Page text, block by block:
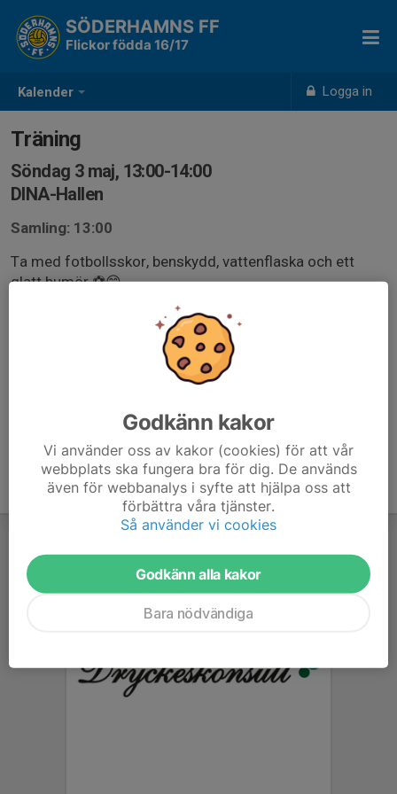
Kalender Logga in
SÖDERHAMNS FF
Flickor födda 16/17
Träning
Söndag 3 maj, 13:00-14:00
DINA-Hallen
Samling: 13:00
Ta med fotbollsskor, benskydd, vattenflaska och ett
glatt humör ⚽️😊
Godkänn kakor
Vi använder oss av kakor (cookies) för att vår
webbplats ska fungera bra för dig. De används
även för webbanalys i syfte att hjälpa oss att
förbättra våra tjänster.
Så använder vi cookies
Godkänn alla kakor
Bara nödvändiga